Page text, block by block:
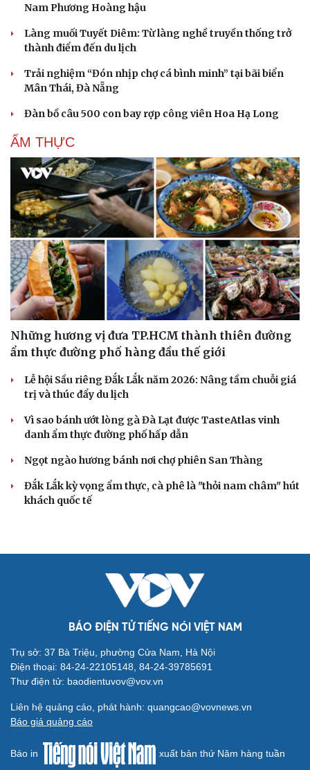
Cải chính
Nam Phương Hoàng hậu
Làng muối Tuyết Diêm: Từ làng nghề truyền thống trở
thành điểm đến du lịch
Trải nghiệm “Đón nhịp chợ cá bình minh” tại bãi biển
Mân Thái, Đà Nẵng
Đàn bồ câu 500 con bay rợp công viên Hoa Hạ Long
ẨM THỰC
Những hương vị đưa TP.HCM thành thiên đường
ẩm thực đường phố hàng đầu thế giới
Lễ hội Sầu riêng Đắk Lắk năm 2026: Nâng tầm chuỗi giá
trị và thúc đẩy du lịch
Vì sao bánh ướt lòng gà Đà Lạt được TasteAtlas vinh
danh ẩm thực đường phố hấp dẫn
Ngọt ngào hương bánh nơi chợ phiên San Thàng
Đắk Lắk kỳ vọng ẩm thực, cà phê là "thỏi nam châm" hút
khách quốc tế
BÁO ĐIỆN TỬ TIẾNG NÓI VIỆT NAM
Trụ sở: 37 Bà Triệu, phường Cửa Nam, Hà Nội
Điện thoại: 84-24-22105148, 84-24-39785691
Thư điện tử: baodientuvov@vov.vn
Liên hệ quảng cáo, phát hành: quangcao@vovnews.vn
Báo giá quảng cáo
Báo in xuất bản thứ Năm hàng tuần